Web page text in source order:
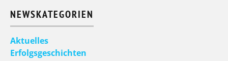
NEWSKATEGORIEN
Aktuelles
Erfolgsgeschichten